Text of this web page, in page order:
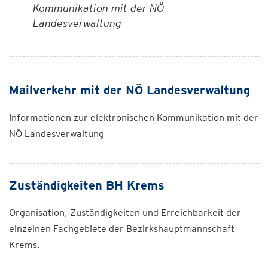
Kommunikation mit der NÖ
Landesverwaltung
Mailverkehr mit der NÖ Landesverwaltung
Informationen zur elektronischen Kommunikation mit der
NÖ Landesverwaltung
Zuständigkeiten BH Krems
Organisation, Zuständigkeiten und Erreichbarkeit der
einzelnen Fachgebiete der Bezirkshauptmannschaft
Krems.